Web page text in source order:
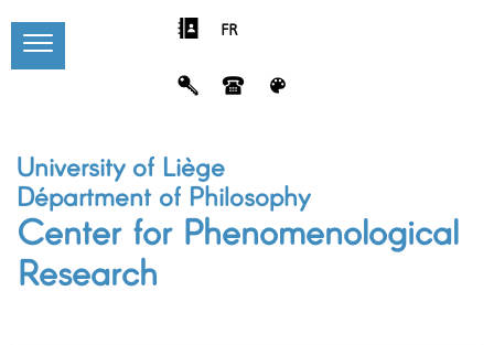
FR
University of Liège
Départment of Philosophy
Center for Phenomenological
Research